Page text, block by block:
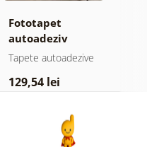
Fototapet
autoadeziv
pădure în ceață
Tapete autoadezive
129,54 lei